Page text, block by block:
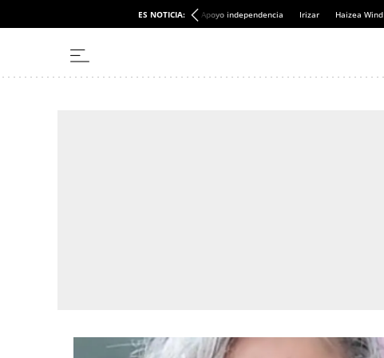
ES NOTICIA: Apoyo independencia Irizar Haizea Wind